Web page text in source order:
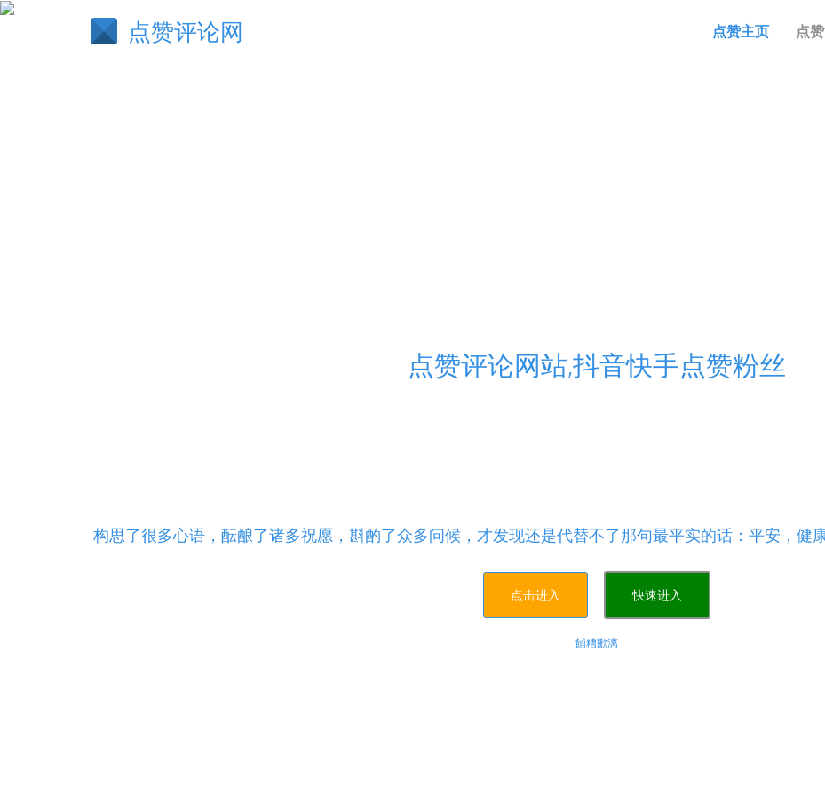
点赞评论网 点赞主页 点
点赞评论网站,抖音快手点赞粉丝
构思了很多心语，酝酿了诸多祝愿，斟酌了众多问候，才发现还是代替不了那句最平实的话：平安，健
点击进入 快速进入
餔糟歠漓